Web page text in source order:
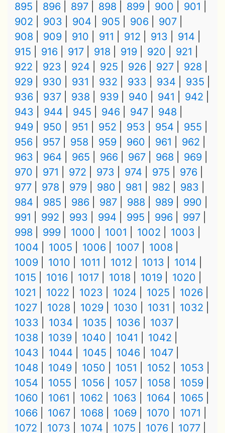
895
896 897 898 899 900
901
902
903 904 905 906
907
908
909 910 911 912 913
914
915
916 917 918 919 920
921
922
923 924 925 926 927
928
929
930 931 932 933 934
935
936
937 938 939 940 941
942
943
944 945 946 947
948
949
950 951 952 953 954
955
956
957 958 959 960 961
962
963
964 965 966 967 968
969
970
971 972 973 974 975
976
977
978 979 980 981 982
983
984
985 986 987 988 989
990
991
992 993 994 995 996
997
998
999 1000 1001 1002
1003
1004
1005 1006 1007
1008
1009
1010 1011 1012 1013
1014
1015
1016 1017 1018 1019
1020
1021
1022 1023 1024 1025
1026
1027
1028 1029 1030 1031
1032
1033
1034 1035 1036
1037
1038
1039 1040 1041
1042
1043
1044 1045 1046
1047
1048
1049 1050 1051 1052
1053
1054
1055 1056 1057 1058
1059
1060
1061 1062 1063 1064
1065
1066
1067 1068 1069 1070
1071
1072
1073 1074 1075 1076 1077